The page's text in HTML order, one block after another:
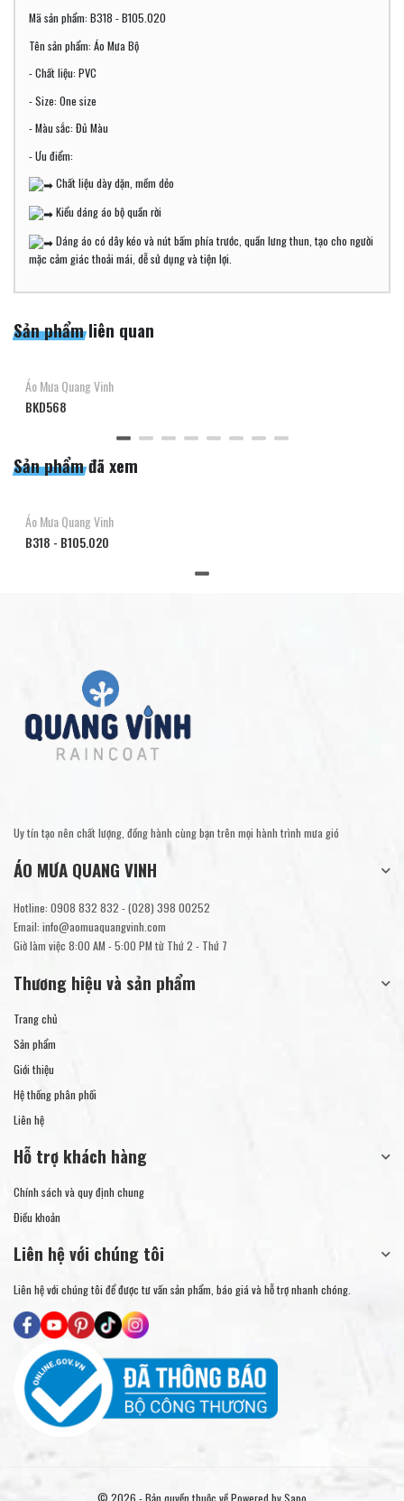
Mã sản phẩm: B318 - B105.020
Tên sản phẩm: Áo Mưa Bộ
- Chất liệu: PVC
- Size: One size
- Màu sắc: Đủ Màu
- Ưu điểm:
Chất liệu dày dặn, mềm dẻo
Kiểu dáng áo bộ quần rời
Dáng áo có dây kéo và nút bấm phía trước, quần lưng thun, tạo cho người
mặc cảm giác thoải mái, dễ sử dụng và tiện lợi.
Sản phẩm liên quan
Áo Mưa Quang Vinh
BKD568
Sản phẩm đã xem
Áo Mưa Quang Vinh
B318 - B105.020
Uy tín tạo nên chất lượng, đồng hành cùng bạn trên mọi hành trình mưa gió
ÁO MƯA QUANG VINH
Hotline: 0908 832 832 -(028) 398 00252
Email: info@aomuaquangvinh.com
Giờ làm việc 8:00 AM - 5:00 PM từ Thứ 2 - Thứ 7
Thương hiệu và sản phẩm
Trang chủ
Sản phẩm
Giới thiệu
Hệ thống phân phối
Liên hệ
Hỗ trợ khách hàng
Chính sách và quy định chung
Điều khoản
Liên hệ với chúng tôi
Liên hệ với chúng tôi để được tư vấn sản phẩm, báo giá và hỗ trợ nhanh chóng.